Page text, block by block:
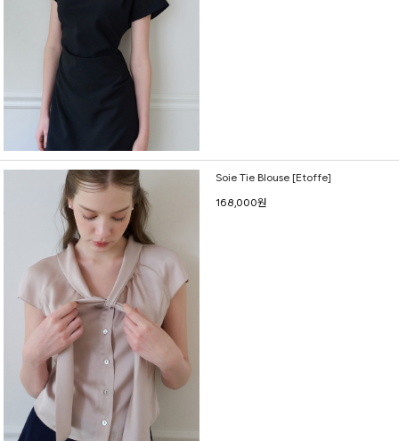
Soie Tie Blouse [Etoffe]
168,000원